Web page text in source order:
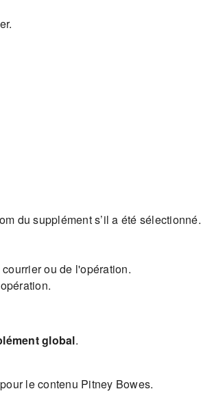
du supplément s’il a été sélectionné.
ou de l'opération.
global.
le contenu Pitney Bowes.